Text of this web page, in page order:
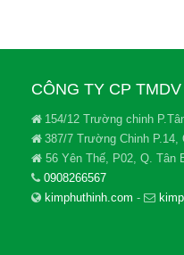
CÔNG TY CP
154/12 Trường chinh
387/7 Trường Chinh P.14,
56 Yên Thế, P02, Q. Tân
0908266567
kimphuthinh.com -